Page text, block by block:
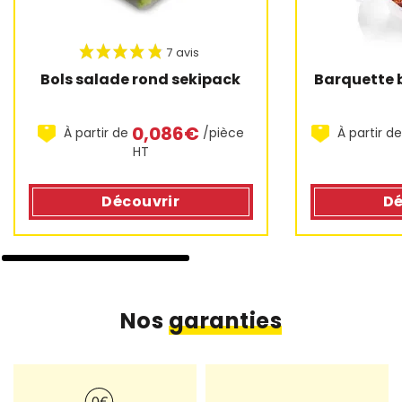
Bols salade rond sekipack
À partir de 0,086€ /pièce
HT
Découvrir
Barquette
À partir
Nosgaranties